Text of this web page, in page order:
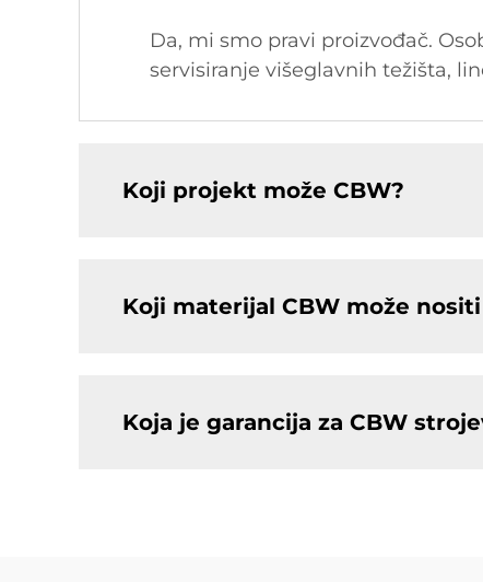
Da, mi smo pravi proizvođač.
servisiranje višeglavnih težišta,
Koji projekt može CBW?
Koji materijal CBW može
Koja je garancija za CBW